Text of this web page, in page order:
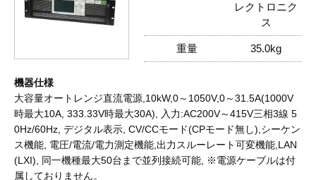
レクトロニク
ス
重量 35.0kg
機器仕様
大容量オートレンジ直流電源,10kW,0～1050V,0～31.5A(1000V
時最大10A, 333.33V時最大30A), 入力:AC200V～415V三相3線 5
0Hz/60Hz, デジタル表示, CV/CCモード(CPモード無し),シーケン
ス機能, 電圧/電流/電力測定機能,出力スルーレート可変機能,LAN
(LXI), 同一機種最大50台まで並列接続可能, ※電源ケーブルは付
属しておりません。